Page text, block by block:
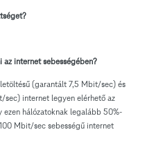
internet sebességében?
(garantált 7,5 Mbit/sec) és
internet legyen elérhető az
ezen hálózatoknak legalább 50%-
Mbit/sec sebességű internet